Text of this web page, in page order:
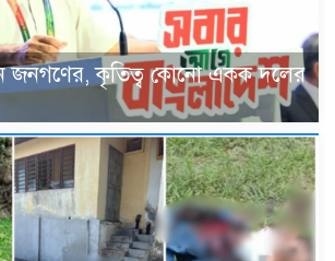
কৃতিত্ব কোনো একক দলের